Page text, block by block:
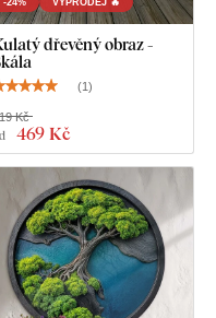
dřevěný obraz -
(1)
469 Kč
Kč